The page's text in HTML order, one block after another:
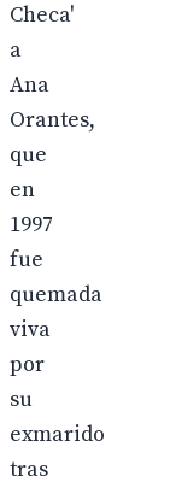
Checa'
a
Ana
Orantes,
que
en
1997
fue
quemada
viva
por
su
exmarido
tras